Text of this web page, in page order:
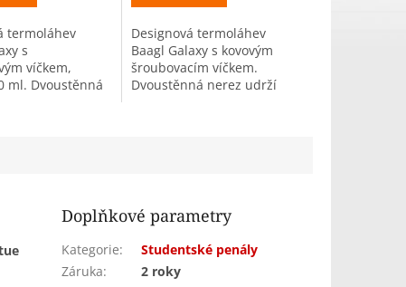
termoláhev
s
víčkem,
ml. Dvoustěnná
Designová termoláhev
Baagl Galaxy s kovovým
šroubovacím víčkem.
Dvoustěnná nerez udrží
Doplňkové parametry
Kategorie:
Studentské penály
Záruka:
2 roky